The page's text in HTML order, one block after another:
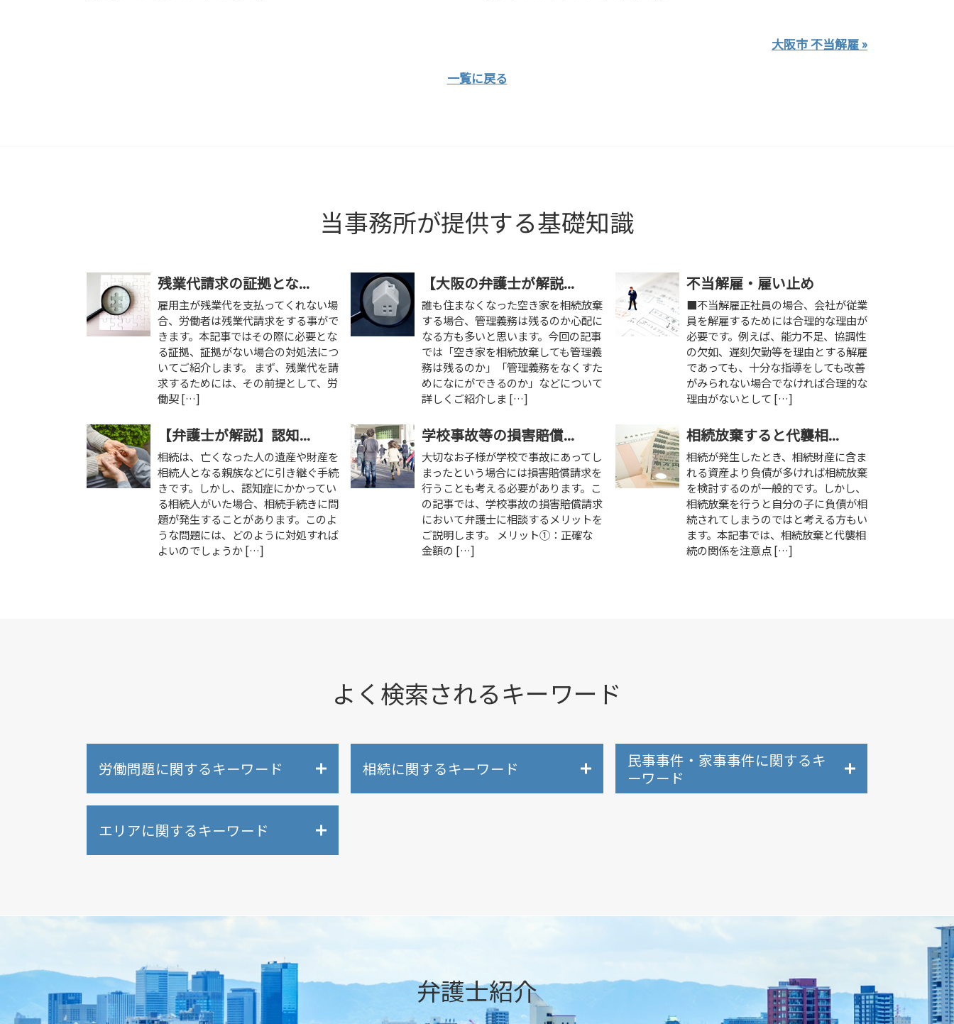
大阪市 不当解雇 »
一覧に戻る
当事務所が提供する基礎知識
残業代請求の証拠とな...
雇用主が残業代を支払ってくれない場
合、労働者は残業代請求をする事がで
きます。本記事ではその際に必要とな
る証拠、証拠がない場合の対処法につ
いてご紹介します。 まず、残業代を請
求するためには、その前提として、労
働契 […]
【大阪の弁護士が解説...
誰も住まなくなった空き家を相続放棄
する場合、管理義務は残るのか心配に
なる方も多いと思います。今回の記事
では「空き家を相続放棄しても管理義
務は残るのか」「管理義務をなくすた
めになにができるのか」などについて
詳しくご紹介しま […]
不当解雇・雇い止め
■不当解雇正社員の場合、会社が従業
員を解雇するためには合理的な理由が
必要です。例えば、能力不足、協調性
の欠如、遅刻欠勤等を理由とする解雇
であっても、十分な指導をしても改善
がみられない場合でなければ合理的な
理由がないとして […]
【弁護士が解説】認知...
相続は、亡くなった人の遺産や財産を
相続人となる親族などに引き継ぐ手続
きです。しかし、認知症にかかってい
る相続人がいた場合、相続手続きに問
題が発生することがあります。このよ
うな問題には、どのように対処すれば
よいのでしょうか […]
学校事故等の損害賠償...
大切なお子様が学校で事故にあってし
まったという場合には損害賠償請求を
行うことも考える必要があります。こ
の記事では、学校事故の損害賠償請求
において弁護士に相談するメリットを
ご説明します。 メリット①：正確な
金額の […]
相続放棄すると代襲相...
相続が発生したとき、相続財産に含ま
れる資産より負債が多ければ相続放棄
を検討するのが一般的です。しかし、
相続放棄を行うと自分の子に負債が相
続されてしまうのではと考える方もい
ます。本記事では、相続放棄と代襲相
続の関係を注意点 […]
よく検索されるキーワード
労働問題に関するキーワード
労働問題 誰に相談
労働問題 相談
労働問題 コロナ
労働問題 法律
不当解雇 賃金請求
相続に関するキーワード
遺言 弁護士
相続 弁護士
民事事件・家事事件に関するキ
ーワード
不貞行為 慰謝料
個人再生 弁護士
民事事件 弁護士 相談料
エリアに関するキーワード
吹田市 未払い残業代請求
堺市 セクハラ 相談
東大阪市 遺産分割
大阪市 遺言 弁護士
堺市 未払い残業代請求
弁護士紹介